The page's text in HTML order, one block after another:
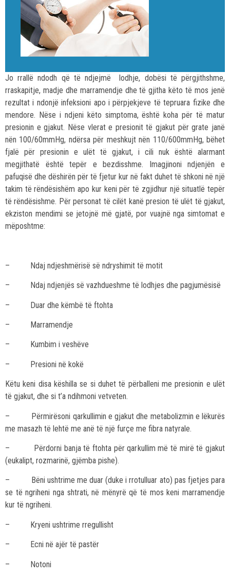
Jo rrallë ndodh që të ndjejmë lodhje, dobësi të përgjithshme,
rraskapitje, madje dhe marramendje dhe të gjitha këto të mos jenë
rezultat i ndonjë infeksioni apo i përpjekjeve të tepruara fizike dhe
mendore. Nëse i ndjeni këto simptoma, është koha për të matur
presionin e gjakut. Nëse vlerat e presionit të gjakut për grate janë
nën 100/60mmHg, ndërsa për meshkujt nën 110/600mmHg, bëhet
fjalë për presionin e ulët të gjakut, i cili nuk është alarmant
megjithatë është tepër e bezdisshme. Imagjinoni ndjenjën e
pafuqisë dhe dëshirën për të fjetur kur në fakt duhet të shkoni në një
takim të rëndësishëm apo kur keni për të zgjidhur një situatlë tepër
të rëndësishme. Për personat të cilët kanë presion të ulët të gjakut,
ekziston mendimi se jetojnë më gjatë, por vuajnë nga simtomat e
mëposhtme:
– Ndaj ndjeshmërisë së ndryshimit të motit
– Ndaj ndjenjës së vazhdueshme të lodhjes dhe pagjumësisë
– Duar dhe këmbë të ftohta
– Marramendje
– Kumbim i veshëve
– Presioni në kokë
Këtu keni disa këshilla se si duhet të përballeni me presionin e ulët
të gjakut, dhe si t’a ndihmoni vetveten.
– Përmirësoni qarkullimin e gjakut dhe metabolizmin e lëkurës
me masazh të lehtë me anë të një furçe me fibra natyrale.
– Përdorni banja të ftohta për qarkullim më të mirë të gjakut
(eukalipt, rozmarinë, gjëmba pishe).
– Bëni ushtrime me duar (duke i rrotulluar ato) pas fjetjes para
se të ngriheni nga shtrati, në mënyrë që të mos keni marramendje
kur të ngriheni.
– Kryeni ushtrime rregullisht
– Ecni në ajër të pastër
– Notoni